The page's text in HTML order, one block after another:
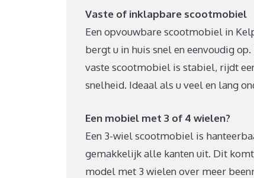
Vaste of inklapbare scootmobiel
Een opvouwbare scootmobiel in
bergt u in huis snel en eenvoudig
vaste scootmobiel is stabiel, rijdt
snelheid. Ideaal als u veel en lang
Een mobiel met 3 of 4 wielen?
Een 3-wiel scootmobiel is
gemakkelijk alle kanten uit. Dit
model met 3 wielen over meer